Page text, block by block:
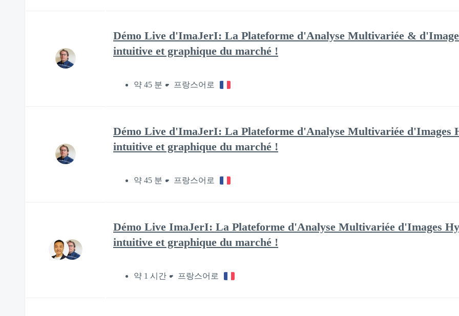
Démo Live d'ImaJerI: La Plateforme d'Analyse Multivariée &
intuitive et graphique du marché !
약 45 분 프랑스어로
Démo Live d'ImaJerI: La Plateforme d'Analyse Multivariée d'Images
intuitive et graphique du marché !
약 45 분 프랑스어로
Démo Live ImaJerI: La Plateforme d'Analyse Multivariée d'Images
intuitive et graphique du marché !
약 1 시간 프랑스어로